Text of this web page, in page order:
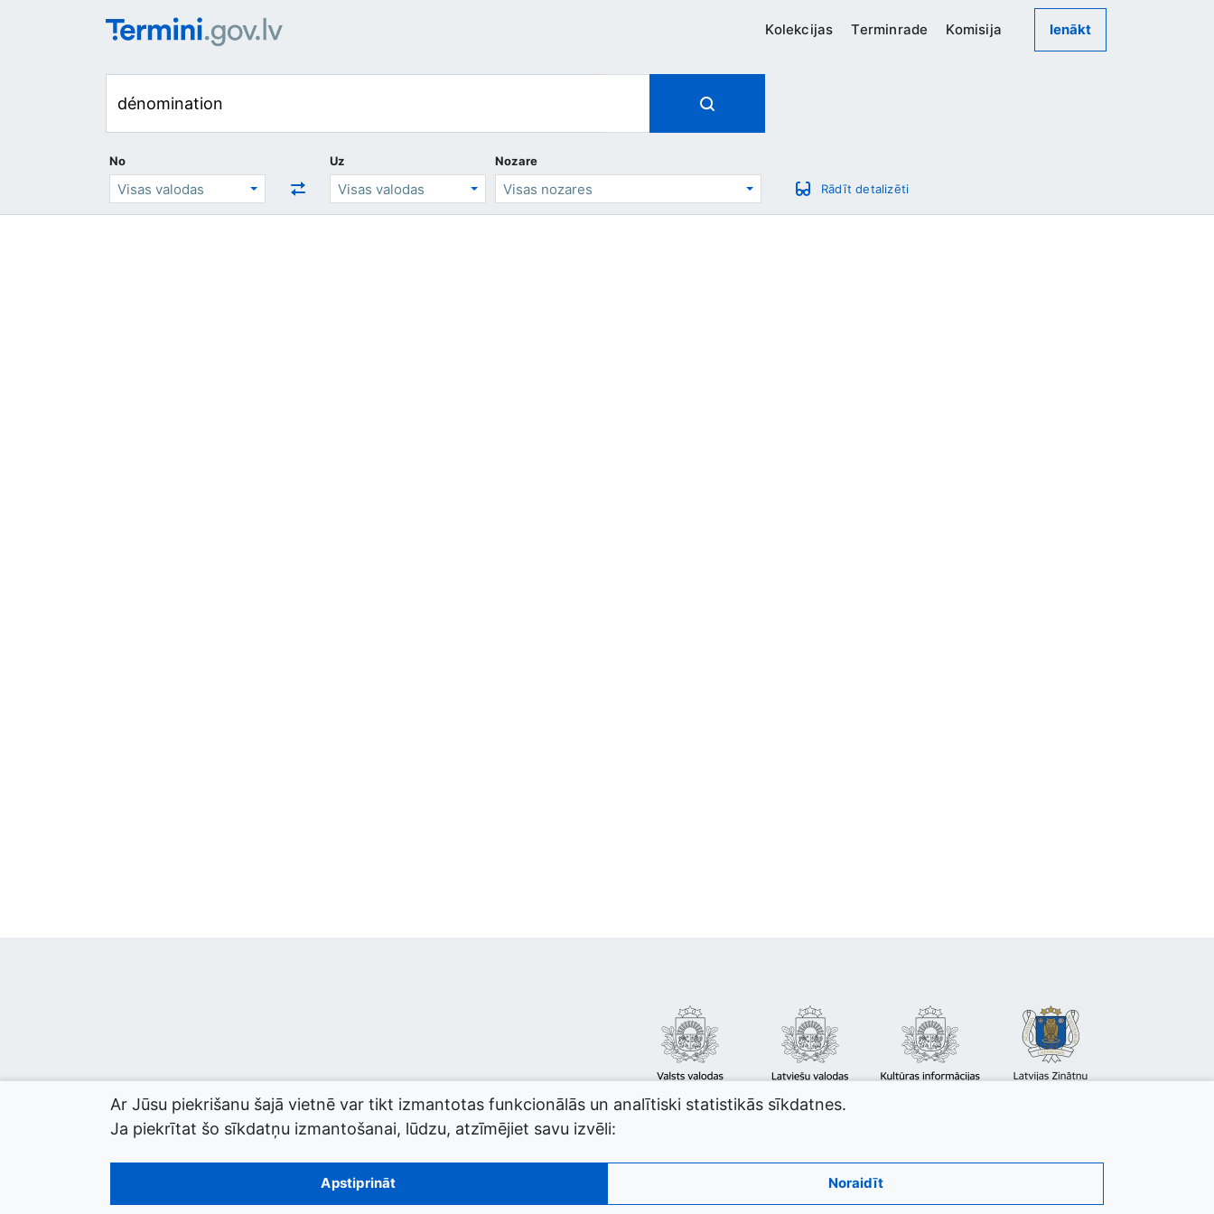
Kolekcijas Terminrade Komisija Ienākt
No Uz
Nozare
Rādīt detalizēti
© 2026 termini.gov.lv. Izstrādātājs:
Ar Jūsu piekrišanu šajā vietnē var tikt izmantotas funkcionālās un analītiski statistikās sīkdatnes.
Ja piekrītat šo sīkdatņu izmantošanai, lūdzu, atzīmējiet savu izvēli:
Apstiprināt Noraidīt